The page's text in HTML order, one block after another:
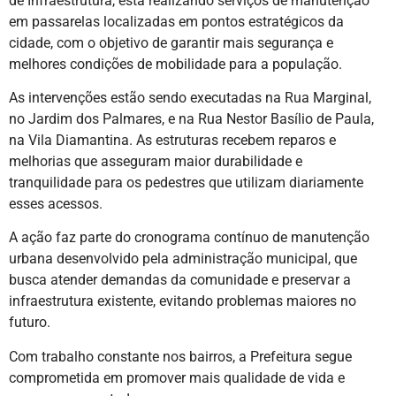
em passarelas localizadas em pontos estratégicos da
cidade, com o objetivo de garantir mais segurança e
melhores condições de mobilidade para a população.
As intervenções estão sendo executadas na Rua Marginal,
no Jardim dos Palmares, e na Rua Nestor Basílio de Paula,
na Vila Diamantina. As estruturas recebem reparos e
melhorias que asseguram maior durabilidade e
tranquilidade para os pedestres que utilizam diariamente
esses acessos.
A ação faz parte do cronograma contínuo de manutenção
urbana desenvolvido pela administração municipal, que
busca atender demandas da comunidade e preservar a
infraestrutura existente, evitando problemas maiores no
futuro.
Com trabalho constante nos bairros, a Prefeitura segue
comprometida em promover mais qualidade de vida e